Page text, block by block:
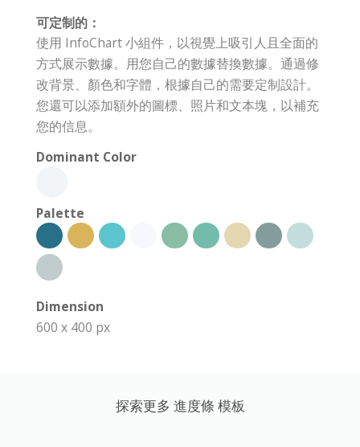
可定制的：
使用 InfoChart 小組件，以視覺上吸引人且全面的
方式展示數據。用您自己的數據替換數據。通過修
改背景、顏色和字體，根據自己的需要定制設計。
您還可以添加額外的圖標、照片和文本塊，以補充
您的信息。
Dominant Color
Palette
Dimension
600 x 400 px
探索更多 進度條 模板